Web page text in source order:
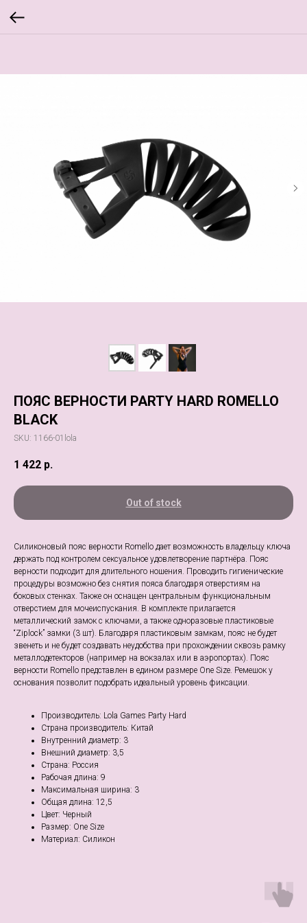
ПОЯС ВЕРНОСТИ PARTY HARD ROMELLO
BLACK
SKU: 1166-01lola
1 422 р.
Out of stock
Силиконовый пояс верности Romello дает возможность владельцу ключа
держать под контролем сексуальное удовлетворение партнёра. Пояс
верности подходит для длительного ношения. Проводить гигиенические
процедуры возможно без снятия пояса благодаря отверстиям на
боковых стенках. Также он оснащен центральным функциональным
отверстием для мочеиспускания. В комплекте прилагается
металлический замок с ключами, а также одноразовые пластиковые
“Ziplock” замки (3 шт). Благодаря пластиковым замкам, пояс не будет
звенеть и не будет создавать неудобства при прохождении сквозь рамку
металлодетекторов (например на вокзалах или в аэропортах). Пояс
верности Romello представлен в едином размере One Size. Ремешок у
основания позволит подобрать идеальный уровень фиксации.
Производитель: Lola Games Party Hard
Страна производитель: Китай
Внутренний диаметр: 3
Внешний диаметр: 3,5
Страна: Россия
Рабочая длина: 9
Максимальная ширина: 3
Общая длина: 12,5
Цвет: Черный
Размер: One Size
Материал: Cиликон